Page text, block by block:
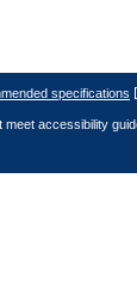
specifications
accessibility